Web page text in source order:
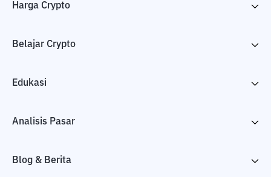
Harga Crypto
Belajar Crypto
Edukasi
Analisis Pasar
Blog & Berita